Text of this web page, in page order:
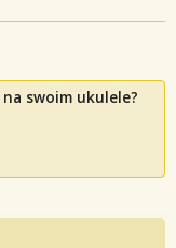
na swoim ukulele?